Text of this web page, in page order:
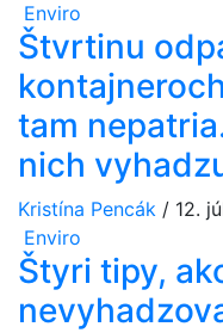
Enviro
Štvrtinu
tam
nich
Kristína Pencák / 12.
Enviro
Štyri tipy,